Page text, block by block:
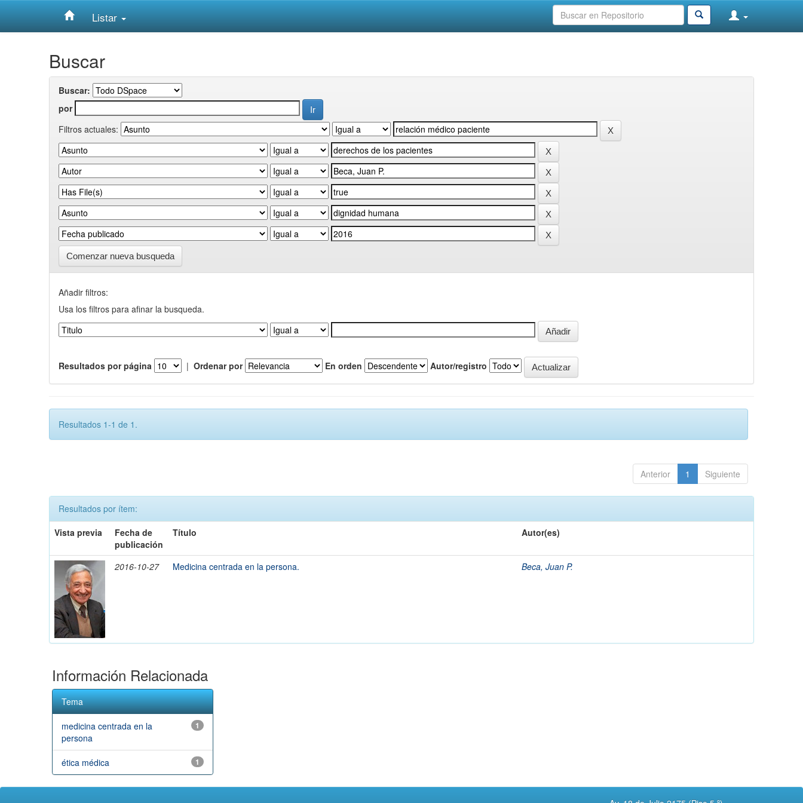
Listar
Buscar
Buscar:
por
Filtros actuales:
Comenzar nueva busqueda
Añadir filtros:
Usa los filtros para afinar la busqueda.
Resultados por página | Ordenar por En orden Autor/registro
Resultados 1-1 de 1.
Anterior 1 Siguiente
Resultados por ítem:
Vista previa
Fecha de
publicación
Título Autor(es)
2016-10-27 Medicina centrada en la persona. Beca, Juan P.
Información Relacionada
Tema
1
medicina centrada en la
persona
1
ética médica